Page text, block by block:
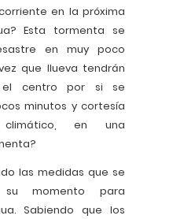
en la próxima
Esta tormenta se
en muy poco
que llueva tendrán
el centro por si se
minutos y cortesía
en una
las medidas que se
momento para
Sabiendo que los